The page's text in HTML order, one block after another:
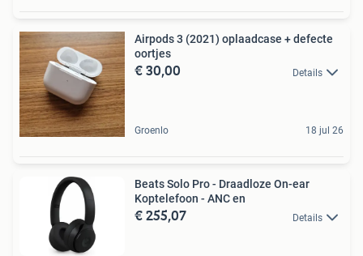
Airpods 3 (2021) oplaadcase + defecte
oortjes
€ 30,00 Details
Groenlo 18 jul 26
Beats Solo Pro - Draadloze On-ear
Koptelefoon - ANC en
€ 255,07 Details